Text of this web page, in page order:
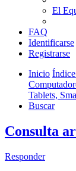
El
FAQ
Identificarse
Registrarse
Inicio
Tablets,
Buscar
Consulta
Responder